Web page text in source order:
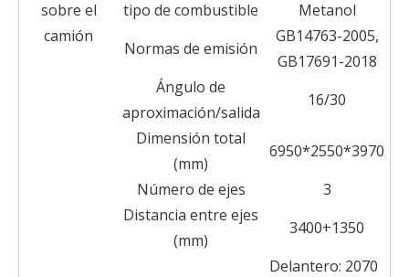
sobre el
camión
tipo de combustible
Metanol
Normas de emisión
GB14763-2005,
GB17691-2018
Ángulo de
aproximación/salida
16/30
Dimensión total
(mm)
6950*2550*3970
Número de ejes
3
Distancia entre ejes
(mm)
3400+1350
Delantero: 2070